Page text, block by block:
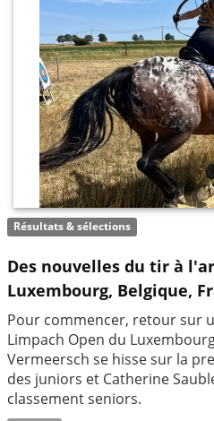
Résultats & sélections
Des nouvelles du tir à
Luxembourg, Belgique,
Pour commencer, retour sur
Limpach Open du
Vermeersch se hisse sur la
des juniors et Catherine
classement seniors.